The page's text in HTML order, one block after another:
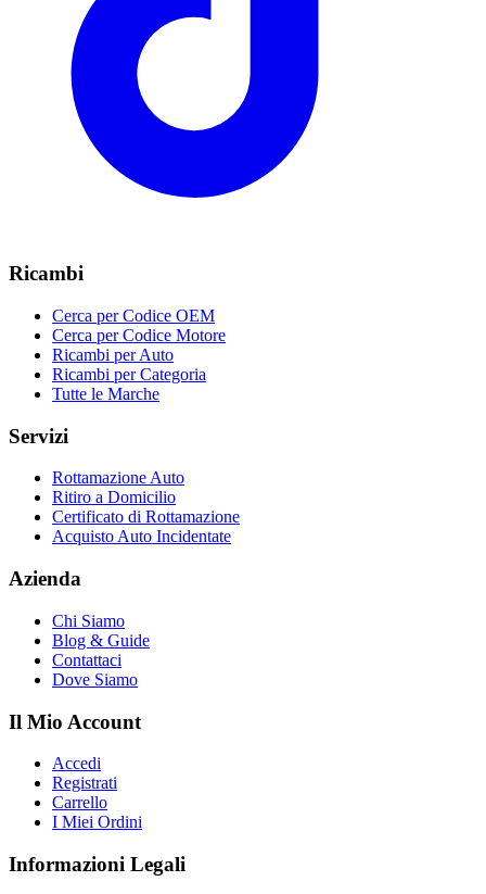
Ricambi
Cerca per Codice OEM
Cerca per Codice Motore
Ricambi per Auto
Ricambi per Categoria
Tutte le Marche
Servizi
Rottamazione Auto
Ritiro a Domicilio
Certificato di Rottamazione
Acquisto Auto Incidentate
Azienda
Chi Siamo
Blog & Guide
Contattaci
Dove Siamo
Il Mio Account
Accedi
Registrati
Carrello
I Miei Ordini
Informazioni Legali